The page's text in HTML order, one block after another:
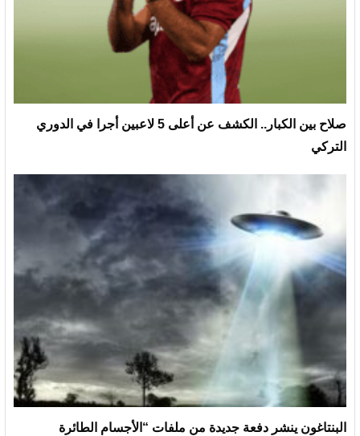
صلاح بين الكبار.. الكشف عن أعلى 5 لاعبين أجرا في الدوري
التركي
البنتاغون ينشر دفعة جديدة من ملفات “الأجسام الطائرة